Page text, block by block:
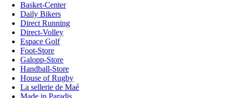
Basket-Center
Daily Bikers
Direct Running
Direct-Volley
Espace Golf
Foot-Store
Galopp-Store
Handball-Store
House of Rugby
La sellerie de Maé
Made in Paradis